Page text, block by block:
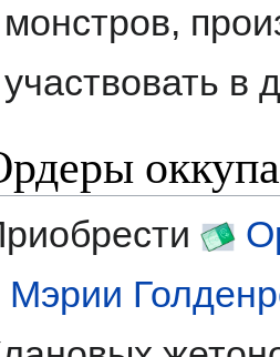
монстров,
участвовать в
Мэрии